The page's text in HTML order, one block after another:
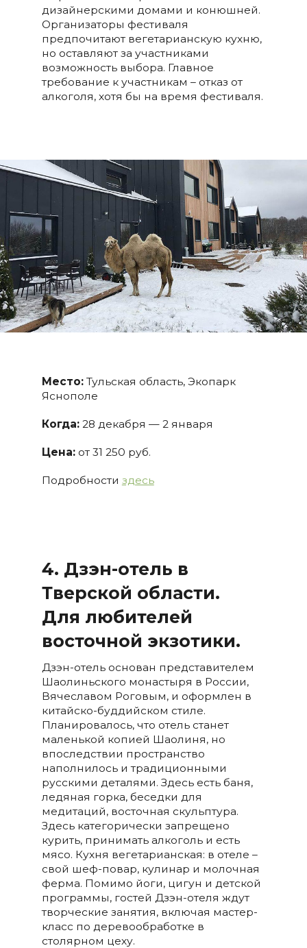
дизайнерскими домами и конюшней.
Организаторы фестиваля
предпочитают вегетарианскую кухню,
но оставляют за участниками
возможность выбора. Главное
требование к участникам – отказ от
алкоголя, хотя бы на время фестиваля.
Место:Тульская область, Экопарк
Яснополе
Когда: 28 декабря — 2 января
Цена:от 31 250 руб.
Подробности здесь
4. Дзэн-отель в
Тверской области.
Для любителей
восточной экзотики.
Дзэн-отель основан представителем
Шаолиньского монастыря в России,
Вячеславом Роговым, и оформлен в
китайско-буддийском стиле.
Планировалось, что отель станет
маленькой копией Шаолиня, но
впоследствии пространство
наполнилось и традиционными
русскими деталями. Здесь есть баня,
ледяная горка, беседки для
медитаций, восточная скульптура.
Здесь категорически запрещено
курить, принимать алкоголь и есть
мясо. Кухня вегетарианская: в отеле –
свой шеф-повар, кулинар и молочная
ферма. Помимо йоги, цигун и детской
программы, гостей Дзэн-отеля ждут
творческие занятия, включая мастер-
класс по деревообработке в
столярном цеху.